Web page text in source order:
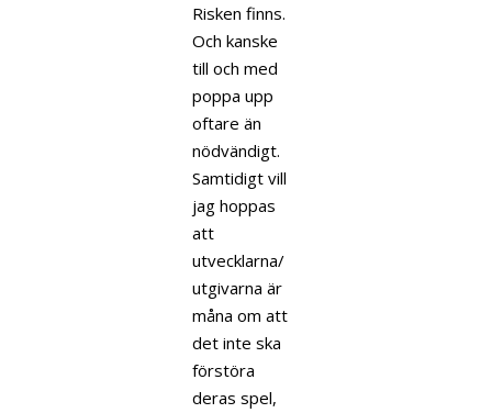
Risken finns.
Och kanske
till och med
poppa upp
oftare än
nödvändigt.
Samtidigt vill
jag hoppas
att
utvecklarna/
utgivarna är
måna om att
det inte ska
förstöra
deras spel,